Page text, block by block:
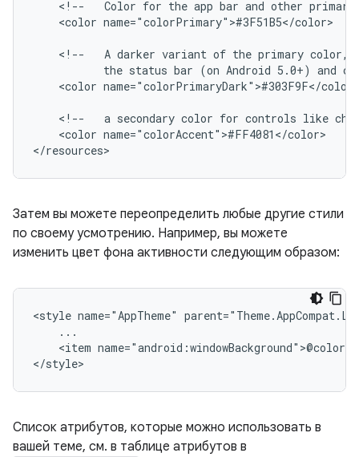
<!-- Color for the app bar and other primary
<color name="colorPrimary">#3F51B5</color>
<!-- A darker variant of the primary color,
the status bar (on Android 5.0+) and
<color name="colorPrimaryDark">#303F9F</color>
<!-- a secondary color for controls like
<color name="colorAccent">#FF4081</color>
</resources>
Затем вы можете переопределить любые другие стили
по своему усмотрению. Например, вы можете
изменить цвет фона активности следующим образом:
<style name="AppTheme"
<item
</style>
Список атрибутов, которые можно использовать в
вашей теме, см. в таблице атрибутов в